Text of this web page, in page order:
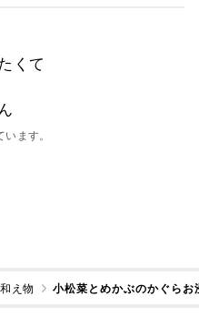
くて
ます。
和え物 小松菜とめかぶのかぐら